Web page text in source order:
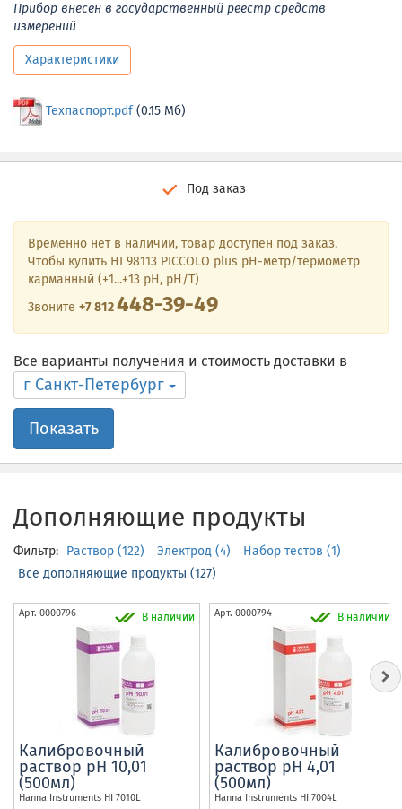
Прибор внесен в государственный реестр средств
измерений
Характеристики
Техпаспорт.pdf(0.15 Мб)
Под заказ
Временно нет в наличии, товар доступен под заказ.
Чтобы купить HI 98113 PICCOLO plus рН-метр/термометр
карманный (+1...+13 pH, pH/T)
Звоните +7 812448-39-49
Все варианты получения и стоимость доставки в
г Санкт-Петербург
Показать
Дополняющие продукты
Фильтр: Раствор (122) Электрод (4)
Набор тестов (1)
Все дополняющие продукты (127)
Арт. 0000796 В наличии
Калибровочный
раствор рН 10,01
(500мл)
Hanna Instruments HI 7010L
Арт. 0000794 В наличии
Калибровочный
раствор рН 4,01
(500мл)
Hanna Instruments HI 7004L